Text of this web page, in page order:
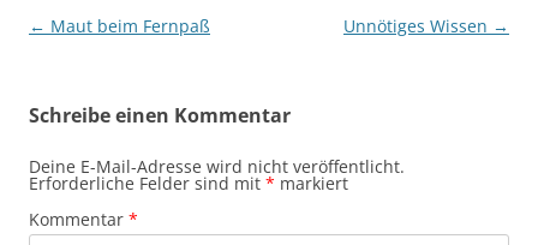
Beitragsnavigation
← Maut beim Fernpaß Unnötiges Wissen →
Schreibe einen Kommentar
Deine E-Mail-Adresse wird nicht veröffentlicht.
Erforderliche Felder sind mit * markiert
Kommentar *